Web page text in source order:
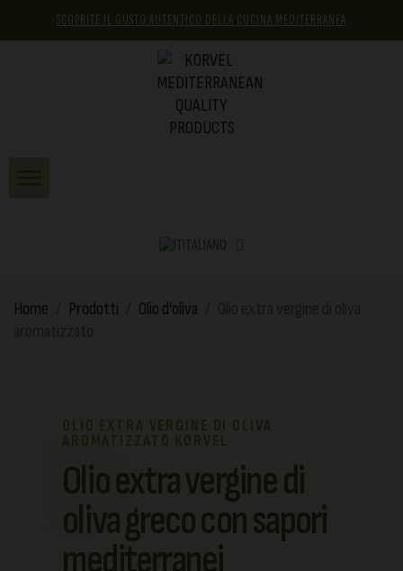
SCOPRITE IL GUSTO AUTENTICO DELLA CUCINA MEDITERRANEA
ITALIANO
Home Prodotti Olio d’oliva
OLIO EXTRA VERGINE DI OLIVA
AROMATIZZATO KORVEL
Olio extra vergine di
oliva greco con sapori
mediterranei